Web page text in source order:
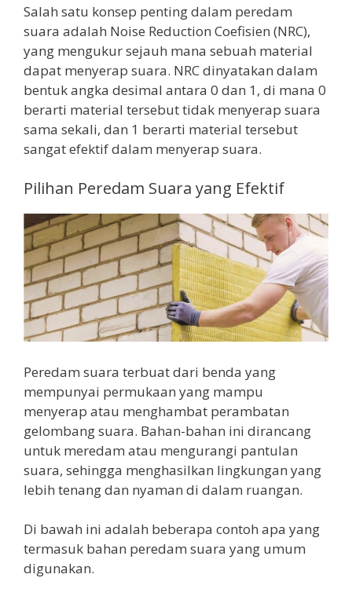
Salah satu konsep penting dalam peredam
suara adalah Noise Reduction Coefisien (NRC),
yang mengukur sejauh mana sebuah material
dapat menyerap suara. NRC dinyatakan dalam
bentuk angka desimal antara 0 dan 1, di mana 0
berarti material tersebut tidak menyerap suara
sama sekali, dan 1 berarti material tersebut
sangat efektif dalam menyerap suara.
Pilihan Peredam Suara yang Efektif
Peredam suara terbuat dari benda yang
mempunyai permukaan yang mampu
menyerap atau menghambat perambatan
gelombang suara. Bahan-bahan ini dirancang
untuk meredam atau mengurangi pantulan
suara, sehingga menghasilkan lingkungan yang
lebih tenang dan nyaman di dalam ruangan.
Di bawah ini adalah beberapa contoh apa yang
termasuk bahan peredam suara yang umum
digunakan.